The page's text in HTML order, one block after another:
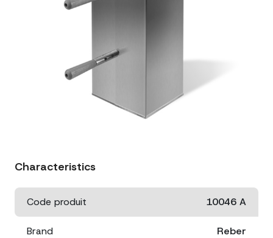
Characteristics
Code produit 10046 A
Brand Reber